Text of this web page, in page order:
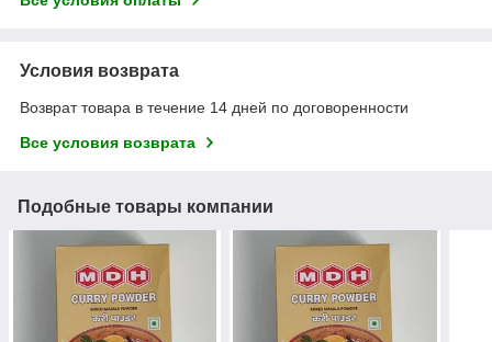
Условия возврата
Возврат товара в течение 14 дней по договоренности
Все условия возврата
Подобные товары компании